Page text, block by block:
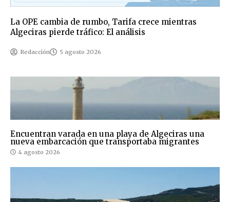
La OPE cambia de rumbo, Tarifa crece mientras
Algeciras pierde tráfico: El análisis
Redacción 5 agosto 2026
Encuentran varada en una playa de Algeciras una
nueva embarcación que transportaba migrantes
4 agosto 2026